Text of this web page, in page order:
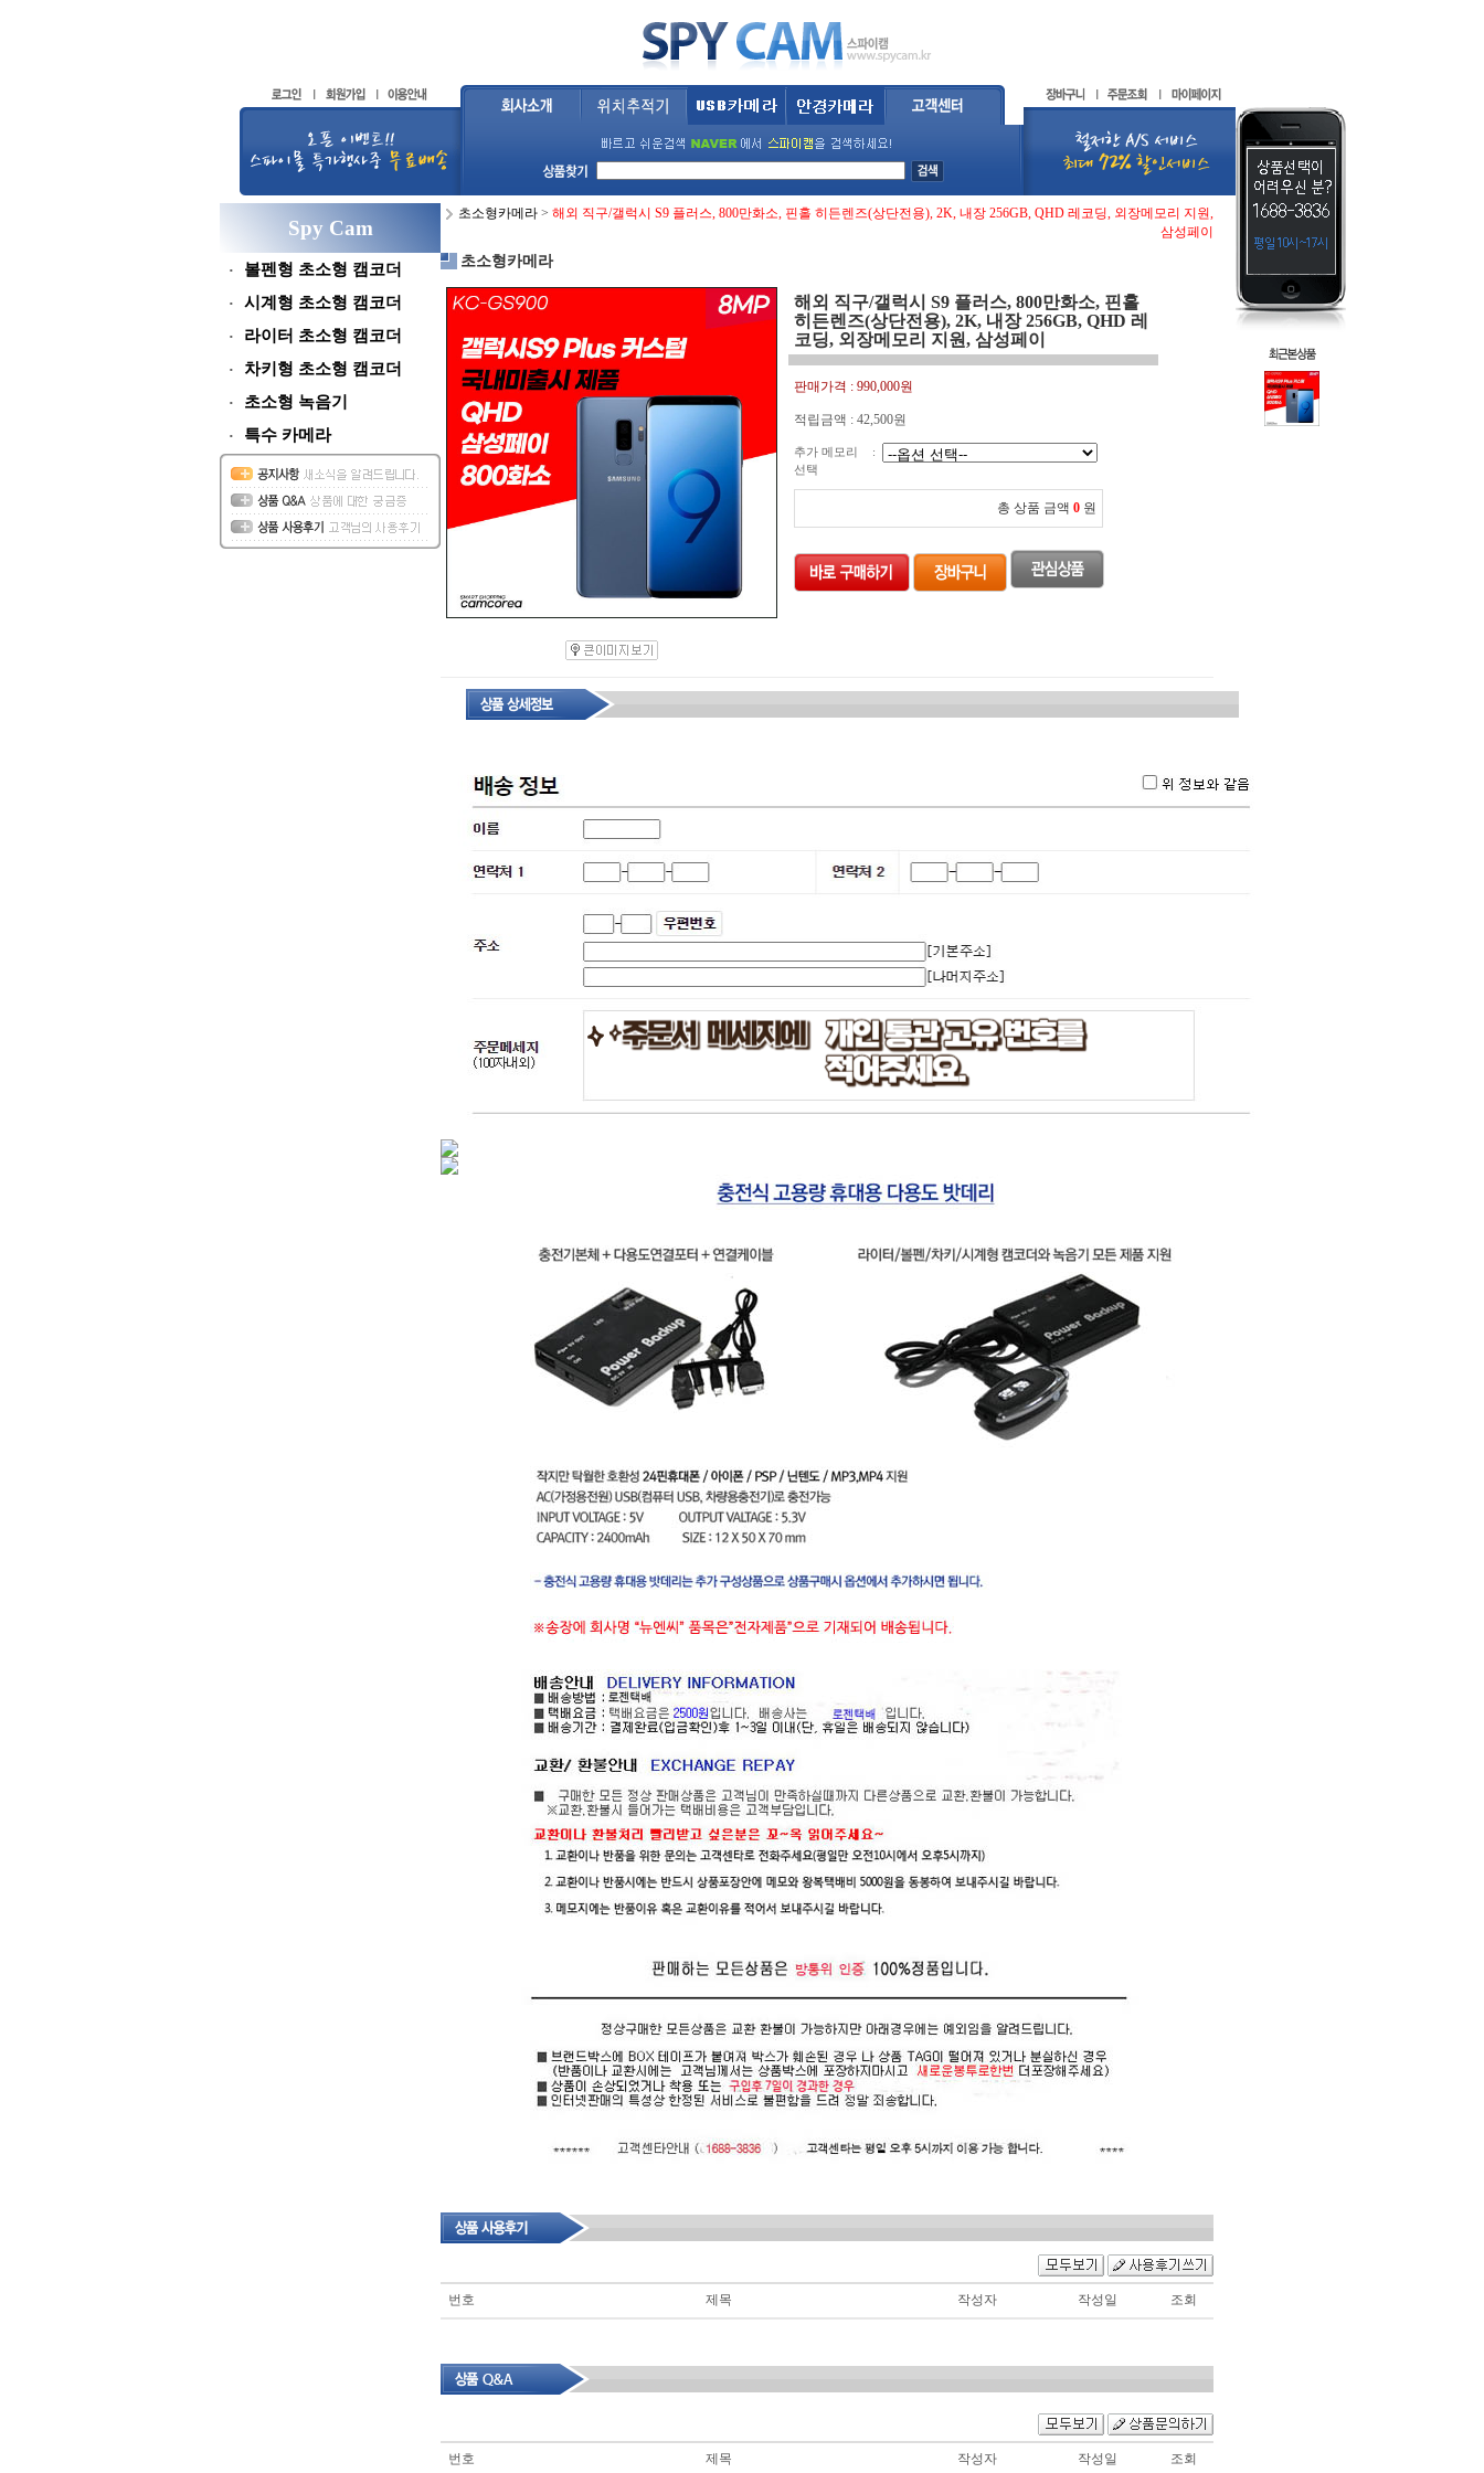
Spy Cam
볼펜형 초소형 캠코더
시계형 초소형 캠코더
라이터 초소형 캠코더
차키형 초소형 캠코더
초소형 녹음기
특수 카메라
초소형카메라 > 해외 직구/갤럭시 S9 플러스, 800만화소, 핀홀 히든렌즈(상단전용), 2K, 내장 256GB, QHD 레코딩, 외장메모리 지원,
삼성페이
초소형카메라
해외 직구/갤럭시 S9 플러스, 800만화소, 핀홀
히든렌즈(상단전용), 2K, 내장 256GB, QHD 레
코딩, 외장메모리 지원, 삼성페이
판매가격 : 990,000원
적립금액 : 42,500원
추가 메모리
선택
:
총 상품 금액 0 원
번호 제목 작성자 작성일 조회
번호 제목 작성자 작성일 조회